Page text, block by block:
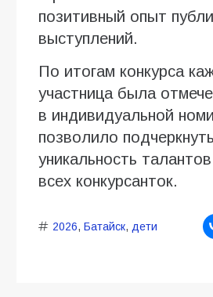
позитивный опыт
выступлений.
По итогам конкурса
участница была
в индивидуальной
позволило подчеркнуть
уникальность
всех конкурсанток.
2026, Батайск, дети